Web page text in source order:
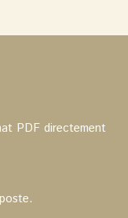
PDF directement